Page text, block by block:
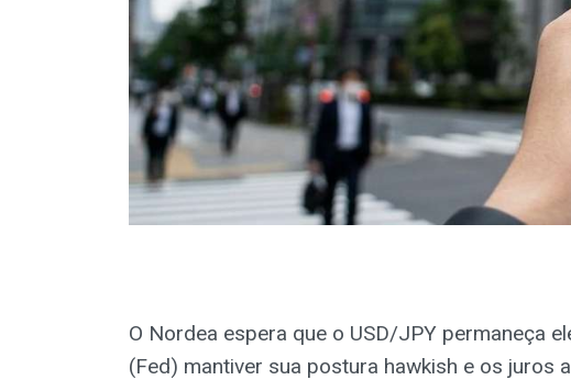
O Nordea espera que o USD/JPY permaneça
(Fed) mantiver sua postura hawkish e os juros